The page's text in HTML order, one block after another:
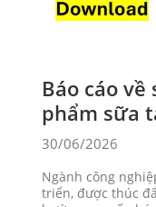
Báo cáo về
phẩm sữa
30/06/2026
Ngành công
triển, được thúc